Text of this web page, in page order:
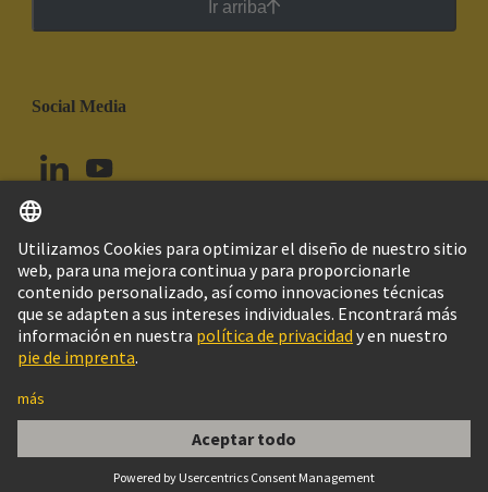
REDUCTOR PG29/PG21
Ir arriba
Social Media
Perú Español
© Grupo Tecnológico HARTING
Imprint
Aviso Legal WebInformación al cliente